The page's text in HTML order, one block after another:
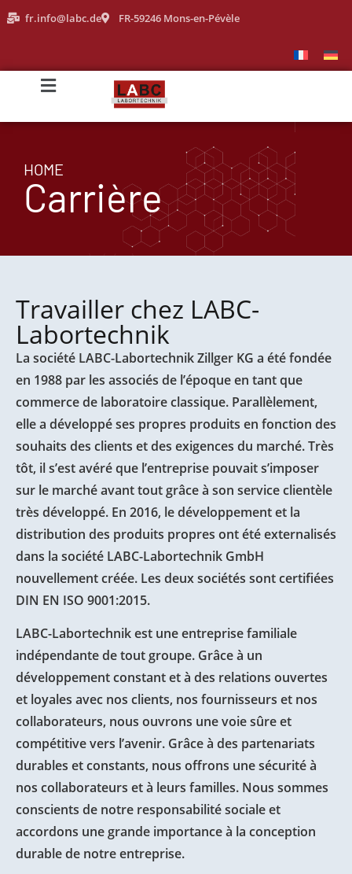
fr.info@labc.de FR-59246 Mons-en-Pévèle
HOME
Carrière
Travailler chez LABC-
Labortechnik
La société LABC-Labortechnik Zillger KG a été fondée
en 1988 par les associés de l’époque en tant que
commerce de laboratoire classique. Parallèlement,
elle a développé ses propres produits en fonction des
souhaits des clients et des exigences du marché. Très
tôt, il s’est avéré que l’entreprise pouvait s’imposer
sur le marché avant tout grâce à son service clientèle
très développé. En 2016, le développement et la
distribution des produits propres ont été externalisés
dans la société LABC-Labortechnik GmbH
nouvellement créée. Les deux sociétés sont certifiées
DIN EN ISO 9001:2015.
LABC-Labortechnik est une entreprise familiale
indépendante de tout groupe. Grâce à un
développement constant et à des relations ouvertes
et loyales avec nos clients, nos fournisseurs et nos
collaborateurs, nous ouvrons une voie sûre et
compétitive vers l’avenir. Grâce à des partenariats
durables et constants, nous offrons une sécurité à
nos collaborateurs et à leurs familles. Nous sommes
conscients de notre responsabilité sociale et
accordons une grande importance à la conception
durable de notre entreprise.